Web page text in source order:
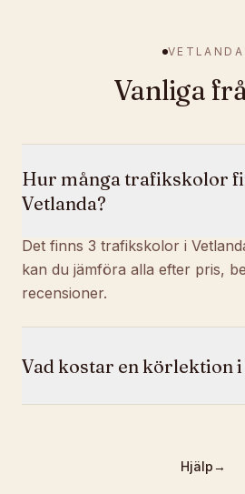
VETLANDA
Vanliga
Hur många trafikskolor
Vetlanda?
Det finns 3 trafikskolor i
kan du jämföra alla efter pris,
recensioner.
Vad kostar en körlektion i
Hjälp→